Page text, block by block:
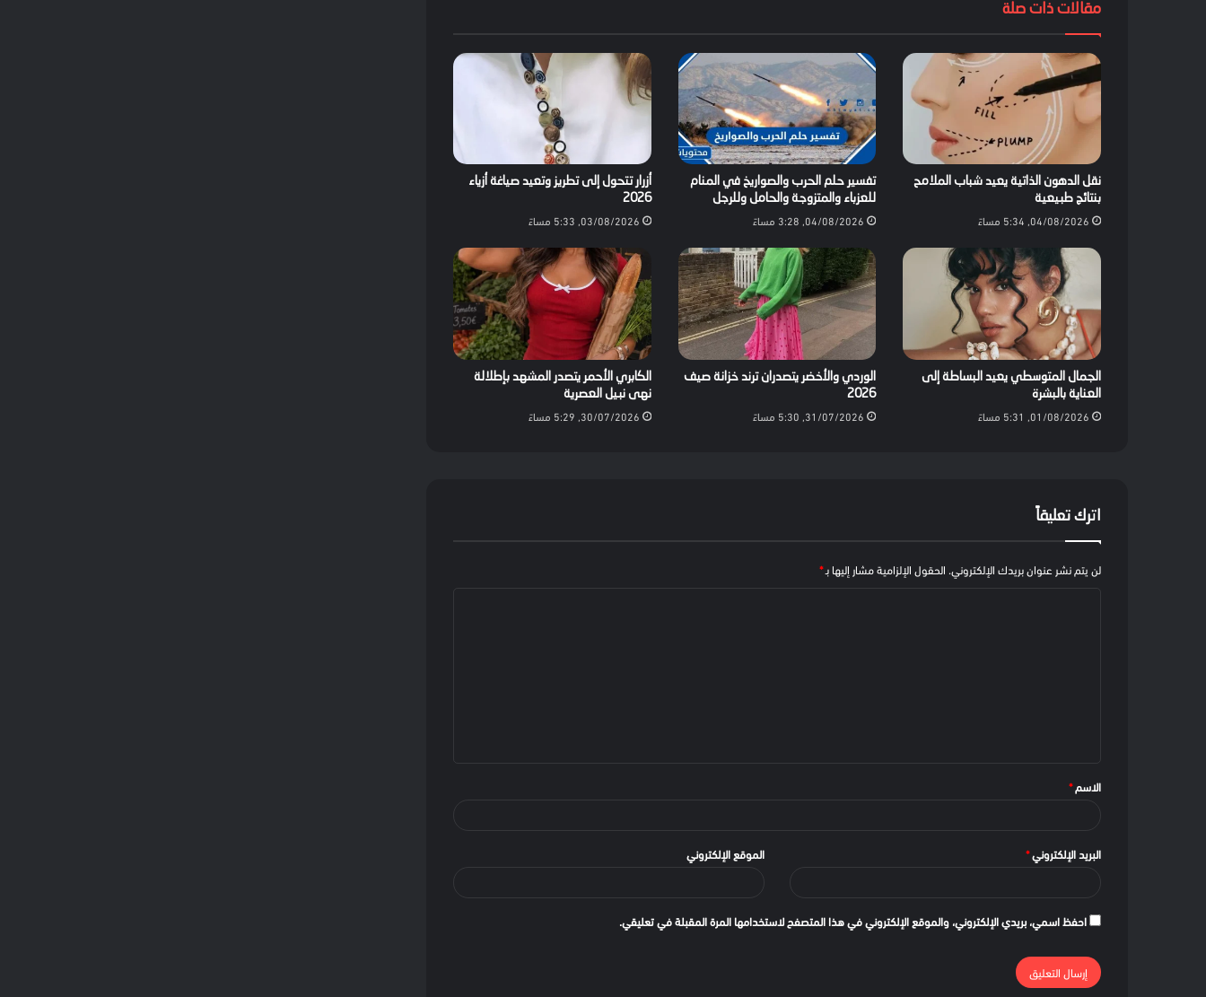
مقالات ذات صلة
نقل الدهون الذاتية يعيد شباب الملامح
بنتائج طبيعية
04/08/2026, 5:34 مساءً
تفسير حلم الحرب والصواريخ في المنام
للعزباء والمتزوجة والحامل وللرجل
04/08/2026, 3:28 مساءً
أزرار تتحول إلى تطريز وتعيد صياغة أزياء
2026
03/08/2026, 5:33 مساءً
الجمال المتوسطي يعيد البساطة إلى
العناية بالبشرة
01/08/2026, 5:31 مساءً
الوردي والأخضر يتصدران ترند خزانة صيف
2026
31/07/2026, 5:30 مساءً
الكابري الأحمر يتصدر المشهد بإطلالة
نهى نبيل العصرية
30/07/2026, 5:29 مساءً
اترك تعليقاً
لن يتم نشر عنوان بريدك الإلكتروني. الحقول الإلزامية مشار إليها بـ*
الاسم*
البريد الإلكتروني* الموقع الإلكتروني
احفظ اسمي، بريدي الإلكتروني، والموقع الإلكتروني في هذا المتصفح لاستخدامها المرة المقبلة في تعليقي.